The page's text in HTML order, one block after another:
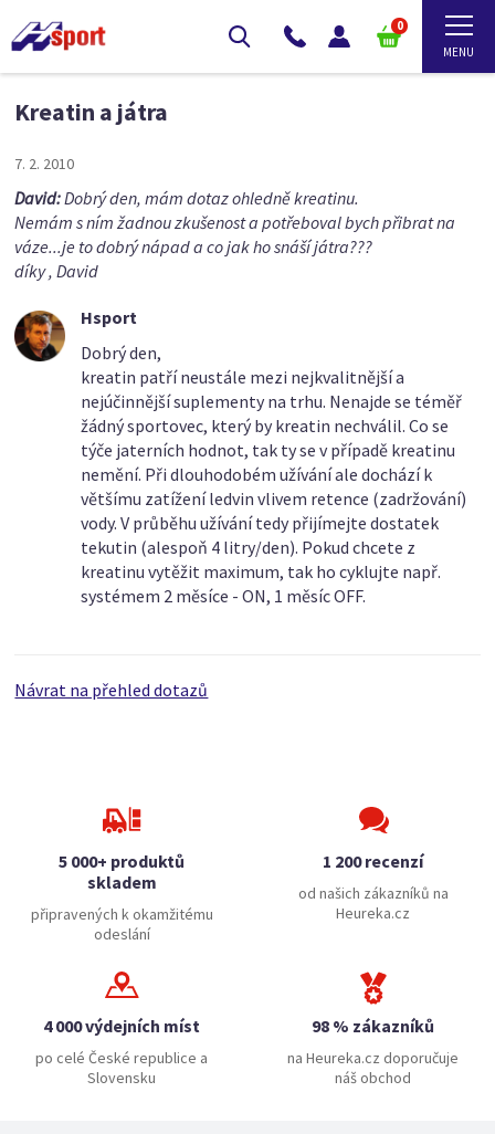
0
Kreatin a játra
7. 2. 2010
David:Dobrý den, mám dotaz ohledně kreatinu.
Nemám s ním žadnou zkušenost a potřeboval bych přibrat na
váze...je to dobrý nápad a co jak ho snáší játra???
díky , David
Hsport
Dobrý den,
kreatin patří neustále mezi nejkvalitnější a
nejúčinnější suplementy na trhu. Nenajde se téměř
žádný sportovec, který by kreatin nechválil. Co se
týče jaterních hodnot, tak ty se v případě kreatinu
nemění. Při dlouhodobém užívání ale dochází k
většímu zatížení ledvin vlivem retence (zadržování)
vody. V průběhu užívání tedy přijímejte dostatek
tekutin (alespoň 4 litry/den). Pokud chcete z
kreatinu vytěžit maximum, tak ho cyklujte např.
systémem 2 měsíce - ON, 1 měsíc OFF.
Návrat na přehled dotazů
5 000+ produktů
skladem
připravených k okamžitému
odeslání
1 200 recenzí
od našich zákazníků na
Heureka.cz
4 000 výdejních míst
po celé České republice a
Slovensku
98 % zákazníků
na Heureka.cz doporučuje
náš obchod